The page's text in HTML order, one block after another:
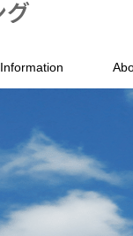
グ
Information